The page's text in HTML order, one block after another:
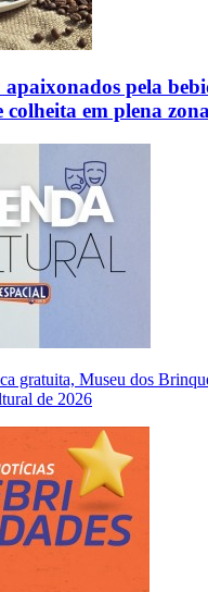
pela
em plena
gratuita, Museu dos
de 2026